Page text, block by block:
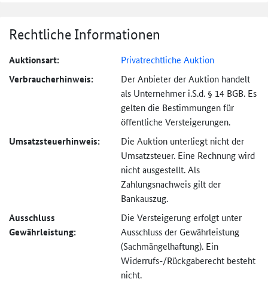
Rechtliche Informationen
Auktionsart: Privatrechtliche Auktion
Verbraucher­hinweis:
Der Anbieter der Auktion handelt
als Unternehmer i.S.d. § 14 BGB. Es
gelten die Bestimmungen für
öffentliche Versteigerungen.
Umsatzsteuer­hinweis:
Die Auktion unterliegt nicht der
Umsatzsteuer. Eine Rechnung wird
nicht ausgestellt. Als
Zahlungsnachweis gilt der
Bankauszug.
Ausschluss
Gewährleistung:
Die Versteigerung erfolgt unter
Ausschluss der Gewährleistung
(Sachmängel­haftung). Ein
Widerrufs-/Rückgaberecht besteht
nicht.